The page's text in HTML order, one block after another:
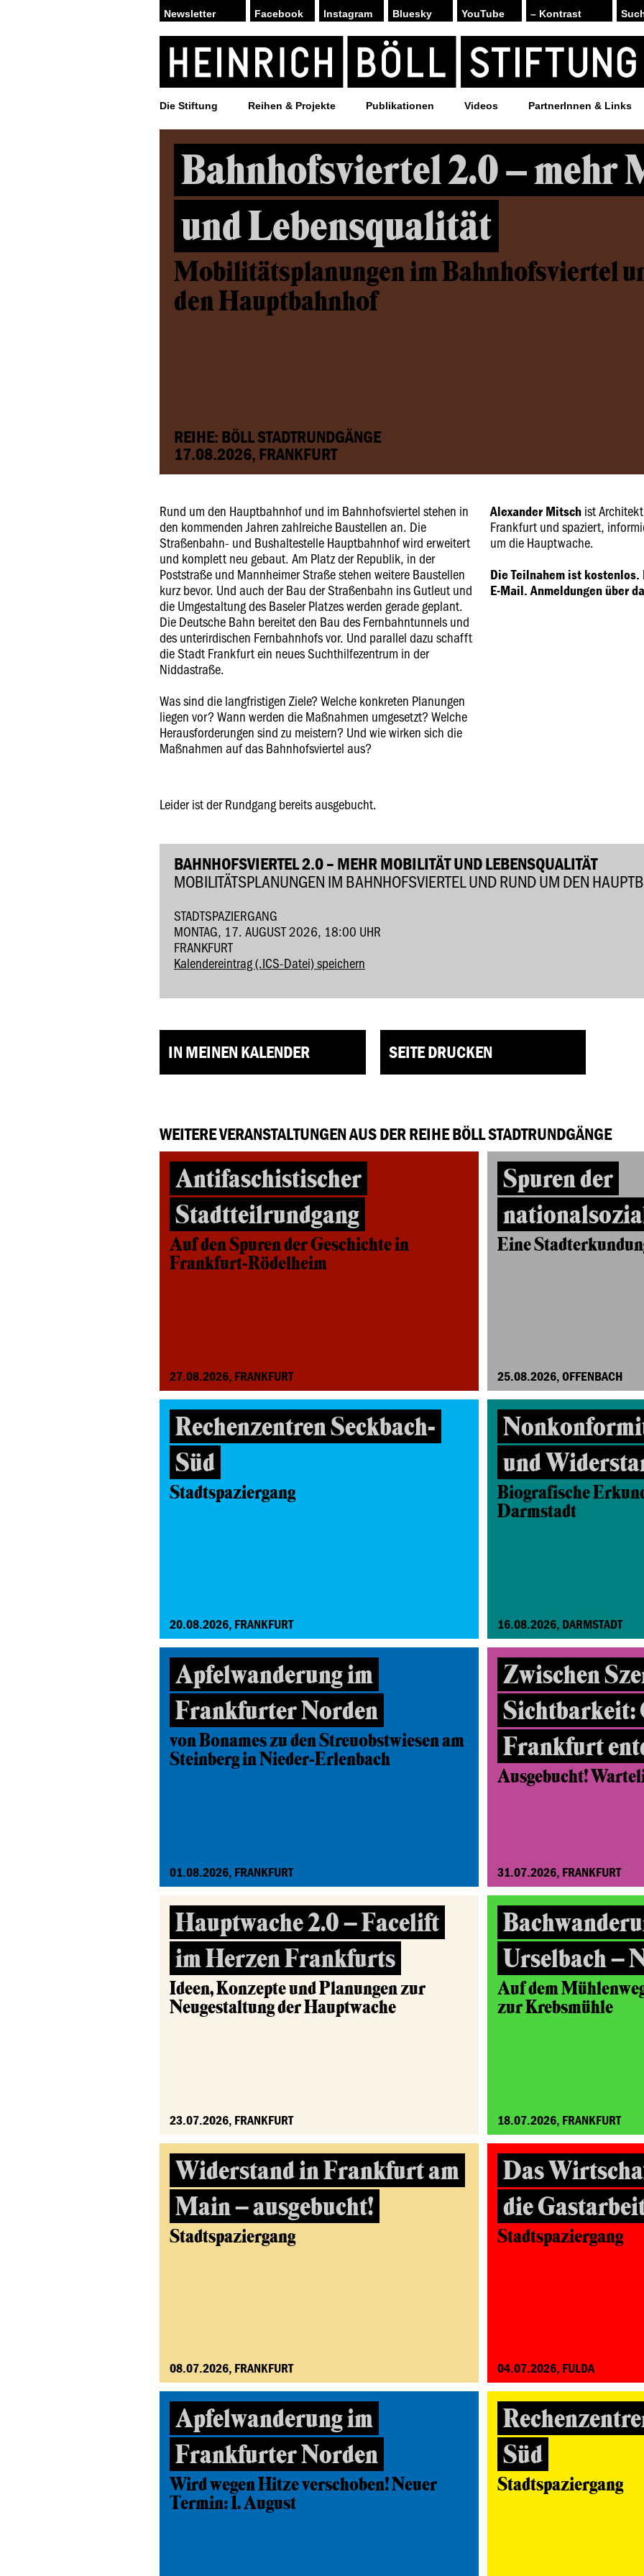
Facebook Instagram Bluesky YouTube – Kontrast
Die Stiftung Reihen & Projekte Publikationen Videos PartnerInnen & Links
Bahnhofsviertel 2.0 – mehr
und Lebensqualität
Mobilitätsplanungen im Bahnhofsviertel
den Hauptbahnhof
REIHE: BÖLL STADTRUNDGÄNGE
17.08.2026, FRANKFURT
Rund um den Hauptbahnhof und im Bahnhofsviertel stehen in
den kommenden Jahren zahlreiche Baustellen an. Die
Straßenbahn- und Bushaltestelle Hauptbahnhof wird erweitert
und komplett neu gebaut. Am Platz der Republik, in der
Poststraße und Mannheimer Straße stehen weitere Baustellen
kurz bevor. Und auch der Bau der Straßenbahn ins Gutleut und
die Umgestaltung des Baseler Platzes werden gerade geplant.
Die Deutsche Bahn bereitet den Bau des Fernbahntunnels und
des unterirdischen Fernbahnhofs vor. Und parallel dazu schafft
die Stadt Frankfurt ein neues Suchthilfezentrum in der
Niddastraße.
Was sind die langfristigen Ziele? Welche konkreten Planungen
liegen vor? Wann werden die Maßnahmen umgesetzt? Welche
Herausforderungen sind zu meistern? Und wie wirken sich die
Maßnahmen auf das Bahnhofsviertel aus?
Alexander Mitsch ist
Frankfurt und spaziert,
um die Hauptwache.
Die Teilnahem ist
E-Mail. Anmeldungen über
Leider ist der Rundgang bereits ausgebucht.
BAHNHOFSVIERTEL 2.0 – MEHR MOBILITÄT UND LEBENSQUALITÄT
MOBILITÄTSPLANUNGEN IM BAHNHOFSVIERTEL UND RUND UM DEN
STADTSPAZIERGANG
MONTAG, 17. AUGUST 2026, 18:00 UHR
FRANKFURT
Kalendereintrag (.ICS-Datei) speichern
IN MEINEN KALENDER SEITE DRUCKEN
WEITERE VERANSTALTUNGEN AUS DER REIHE BÖLL STADTRUNDGÄNGE
Antifaschistischer
Stadtteilrundgang
Auf den Spuren der Geschichte in
Frankfurt-Rödelheim
27.08.2026, FRANKFURT
Spuren der
Eine
25.08.2026, OFFENBACH
Rechenzentren Seckbach-
Süd
Stadtspaziergang
20.08.2026, FRANKFURT
und
Biografische
Darmstadt
16.08.2026, DARMSTADT
Apfelwanderung im
Frankfurter Norden
von Bonames zu den Streuobstwiesen am
Steinberg in Nieder-Erlenbach
01.08.2026, FRANKFURT
Zwischen
Sichtbarkeit:
Frankfurt
Ausgebucht!
31.07.2026, FRANKFURT
Hauptwache 2.0 – Facelift
im Herzen Frankfurts
Ideen, Konzepte und Planungen zur
Neugestaltung der Hauptwache
23.07.2026, FRANKFURT
Urselbach –
Auf dem
zur Krebsmühle
18.07.2026, FRANKFURT
Widerstand in Frankfurt am
Main – ausgebucht!
Stadtspaziergang
08.07.2026, FRANKFURT
Das
die
Stadtspaziergang
04.07.2026, FULDA
Apfelwanderung im
Frankfurter Norden
Wird wegen Hitze verschoben! Neuer
Termin: 1. August
Süd
Stadtspaziergang